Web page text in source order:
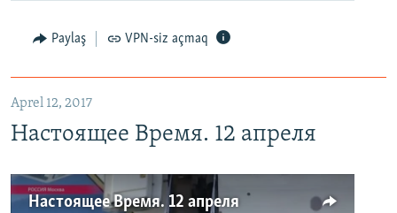
Paylaş VPN-siz açmaq
Aprel 12, 2017
Настоящее Время. 12 апреля
Настоящее Время. 12 апреля